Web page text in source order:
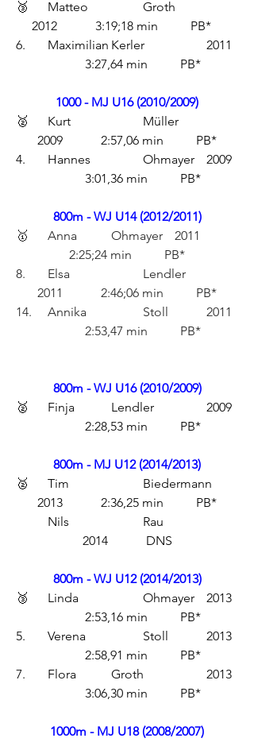
🥉	Matteo		Groth
6.	Maximilian	Kerler		2011
	3:27,64 min	PB*
1000 - MJ U16 (2010/2009)
🥈	Kurt			Müller
2009		2:57,06 min	PB*
4.	Hannes		Ohmayer	2009
	3:01,36 min	PB*
800m - WJ U14 (2012/2011)
🥇	Anna		Ohmayer	2011
2:25;24 min	PB*
8.	Elsa			Lendler
2011		2:46;06 min	PB*
14.	Annika		Stoll		2011
	2:53,47 min	PB*
800m - WJ U16 (2010/2009)
🥈	Finja		Lendler		2009
	2:28,53 min	PB*
800m - MJ U12 (2014/2013)
🥈	Tim			Biedermann
2013		2:36,25 min	PB*
2014		DNS
800m - WJ U12 (2014/2013)
🥉	Linda		Ohmayer	2013
	2:53,16 min	PB*
5.	Verena		Stoll		2013
	2:58,91 min	PB*
7.	Flora		Groth		2013
	3:06,30 min	PB*
1000m - MJ U18 (2008/2007)